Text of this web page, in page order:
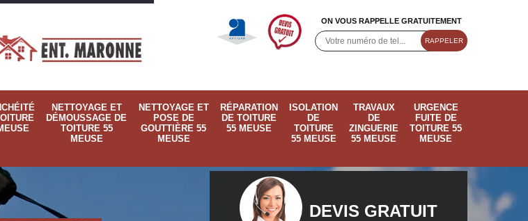
ON VOUS RAPPELLE GRATUITEMENT
NETTOYAGE ET
DÉMOUSSAGE DE
TOITURE 55
MEUSE
NETTOYAGE ET
POSE DE
GOUTTIÈRE 55
MEUSE
RÉPARATION
DE TOITURE
55 MEUSE
ISOLATION
DE
TOITURE
55 MEUSE
TRAVAUX
DE
ZINGUERIE
55 MEUSE
URGENCE
FUITE DE
TOITURE 55
MEUSE
DEVIS GRATUIT